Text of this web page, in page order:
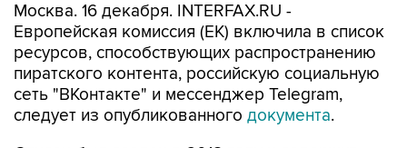
Москва. 16 декабря. INTERFAX.RU -
Европейская комиссия (ЕК) включила в список
ресурсов, способствующих распространению
пиратского контента, российскую социальную
сеть "ВКонтакте" и мессенджер Telegram,
следует из опубликованного документа.